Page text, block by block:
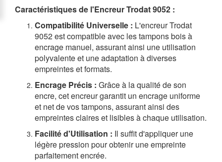
Caractéristiques de l'Encreur Trodat 9052 :
Compatibilité Universelle : L'encreur Trodat
9052 est compatible avec les tampons bois à
encrage manuel, assurant ainsi une utilisation
polyvalente et une adaptation à diverses
empreintes et formats.
Encrage Précis : Grâce à la qualité de son
encre, cet encreur garantit un encrage uniforme
et net de vos tampons, assurant ainsi des
empreintes claires et lisibles à chaque utilisation.
Facilité d'Utilisation : Il suffit d'appliquer une
légère pression pour obtenir une empreinte
parfaitement encrée.